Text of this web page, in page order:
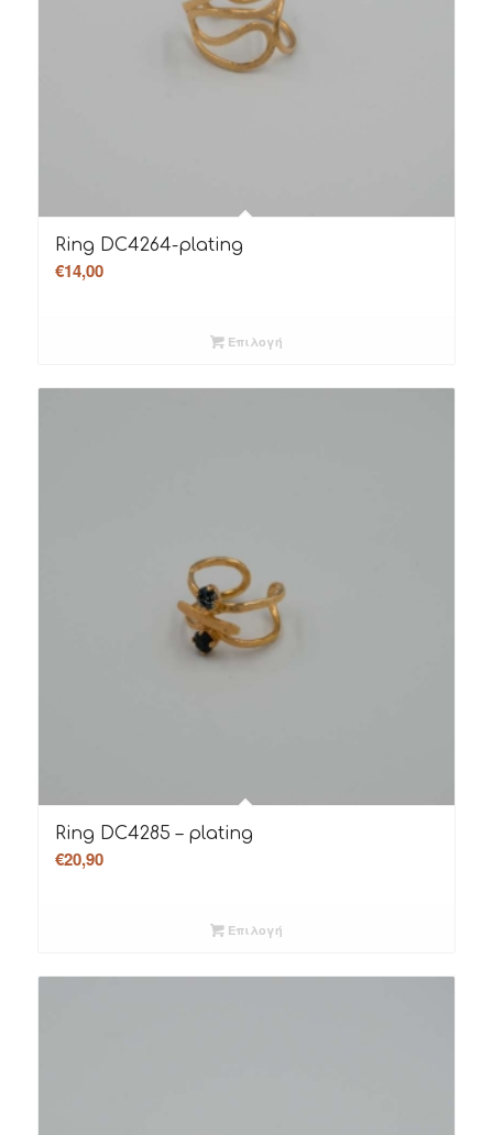
Ring DC4264-plating
€14,00
Επιλογή
Ring DC4285 – plating
€20,90
Επιλογή